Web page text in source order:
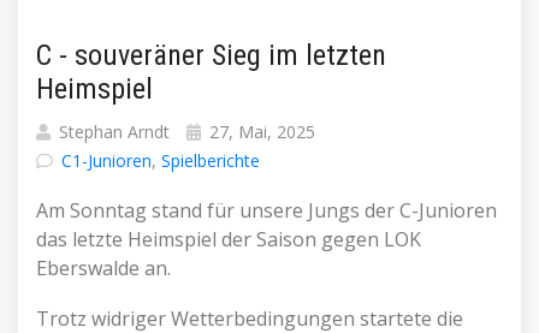
C - souveräner Sieg im letzten
Heimspiel
Stephan Arndt
27, Mai, 2025
C1-Junioren, Spielberichte
Am Sonntag stand für unsere Jungs der C-Junioren
das letzte Heimspiel der Saison gegen LOK
Eberswalde an.
Trotz widriger Wetterbedingungen startete die